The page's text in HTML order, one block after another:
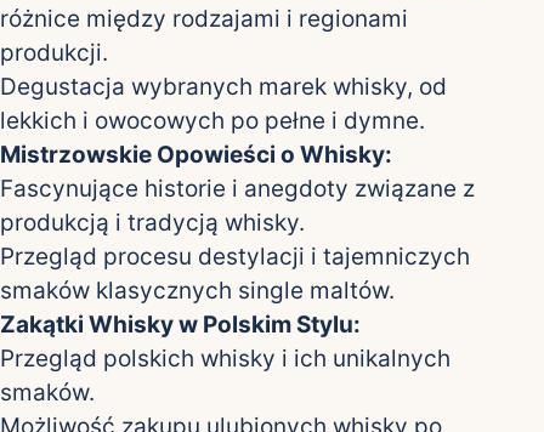
różnice między rodzajami i regionami
produkcji.
Degustacja wybranych marek whisky, od
lekkich i owocowych po pełne i dymne.
Mistrzowskie Opowieści o Whisky:
Fascynujące historie i anegdoty związane z
produkcją i tradycją whisky.
Przegląd procesu destylacji i tajemniczych
smaków klasycznych single maltów.
Zakątki Whisky w Polskim Stylu:
Przegląd polskich whisky i ich unikalnych
smaków.
Możliwość zakupu ulubionych whisky po